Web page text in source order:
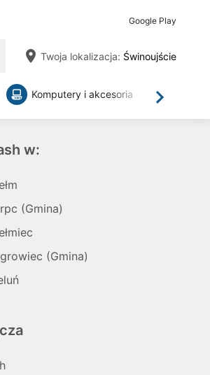
Google Play
Twoja lokalizacja: Świnoujście
Dalej
Komputery i akcesoria
w:
(Gmina)
(Gmina)